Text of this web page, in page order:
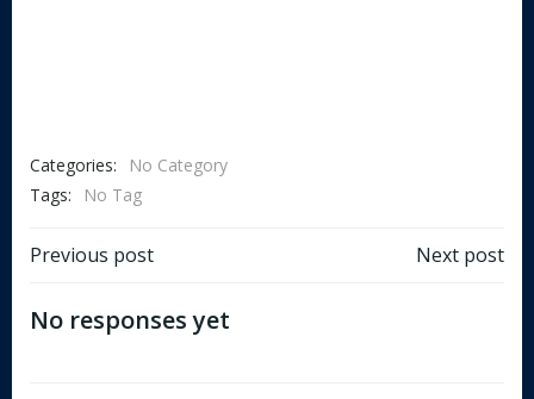
Categories:
No Category
Tags:
No Tag
Post
navigation
Previous post Next post
No responses yet